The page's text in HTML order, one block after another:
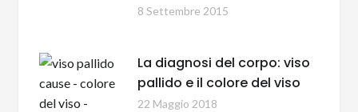
8 Settembre 2015
La diagnosi del corpo: viso
pallido e il colore del viso
22 Maggio 2018